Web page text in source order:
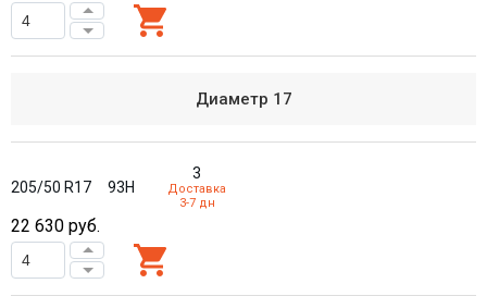
Диаметр 17
205/50 R17 93H
3
Доставка
3-7 дн
22 630 руб.